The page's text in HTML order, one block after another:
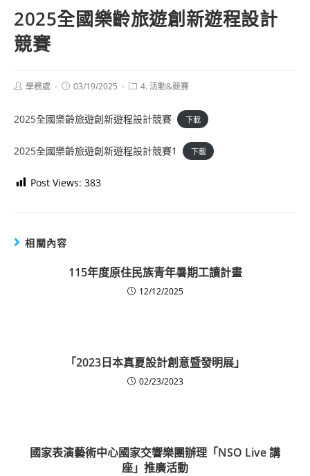
2025全國樂齡旅遊創新遊程設計
競賽
Post學務處
Post03/19/2025
Post4. 活動&競賽
2025全國樂齡旅遊創新遊程設計競賽 下載
2025全國樂齡旅遊創新遊程設計競賽1 下載
Post Views: 383
相關內容
115年度原住民族青年暑期工讀計畫
12/12/2025
「2023日本真夏設計創意暨發明展」
02/23/2023
國家表演藝術中心國家交響樂團辦理「NSO Live 講
座」推廣活動